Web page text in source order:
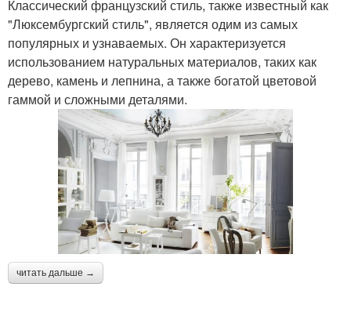
Архитектуры в
нормандском стиле
Отдых в нормандском
стиле
Особняк в нормандском
стиле
Стиль с
остроконечными
крышами
Особняки в
нормандском стиле
Спальни в нормандском
стиле
Классический французский стиль, также известный как
"Люксембургский стиль", является одим из самых
популярных и узнаваемых. Он характеризуется
использованием натуральных материалов, таких как
дерево, камень и лепнина, а также богатой цветовой
гаммой и сложными деталями.
читать дальше →